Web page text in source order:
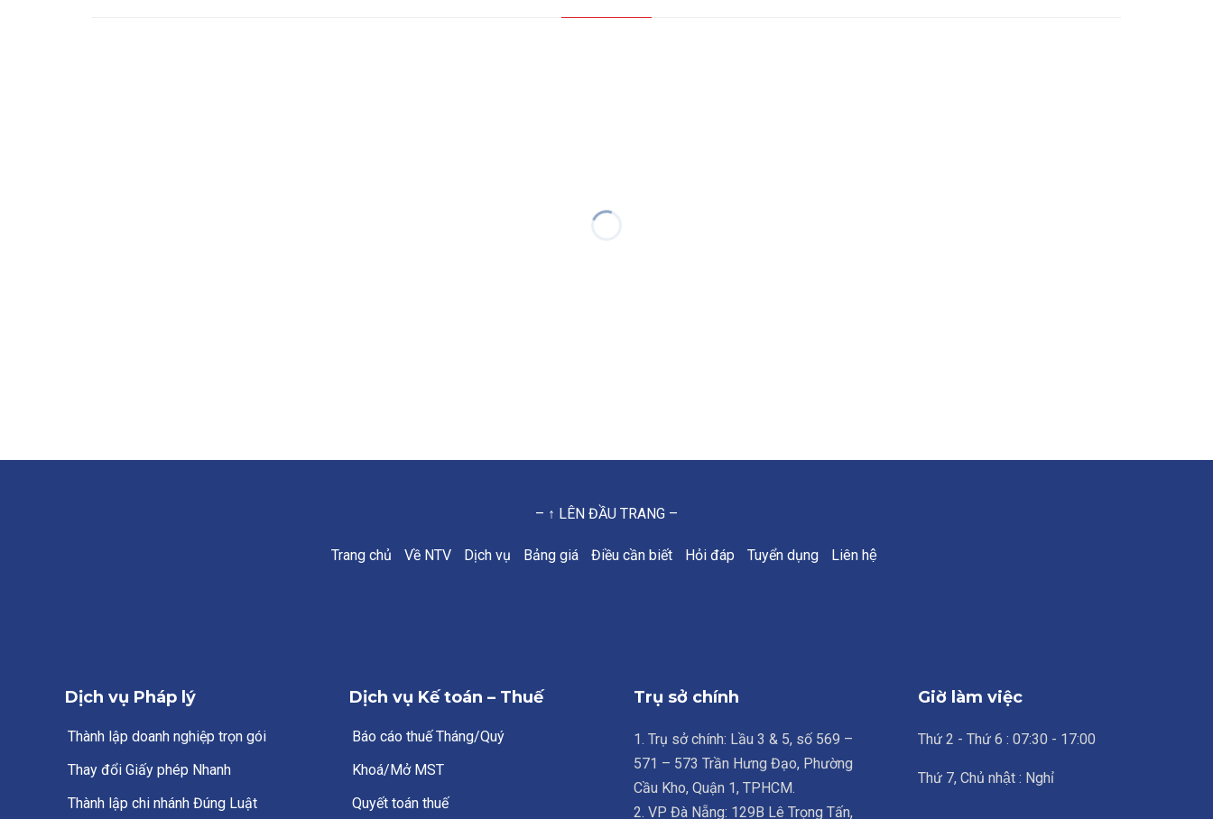
– ↑ LÊN ĐẦU TRANG –
Trang chủ Về NTV Dịch vụ Bảng giá Điều cần biết Hỏi đáp Tuyển dụng Liên hệ
Dịch vụ Pháp lý
Thành lập doanh nghiệp trọn gói
Thay đổi Giấy phép Nhanh
Thành lập chi nhánh Đúng Luật
Dịch vụ Kế toán – Thuế
Báo cáo thuế Tháng/Quý
Khoá/Mở MST
Quyết toán thuế
Trụ sở chính
1. Trụ sở chính: Lầu 3 & 5, số 569 –
571 – 573 Trần Hưng Đạo, Phường
Cầu Kho, Quận 1, TPHCM.
2. VP Đà Nẵng: 129B Lê Trọng Tấn,
Giờ làm việc
Thứ 2 - Thứ 6 : 07:30 - 17:00
Thứ 7, Chủ nhật : Nghỉ